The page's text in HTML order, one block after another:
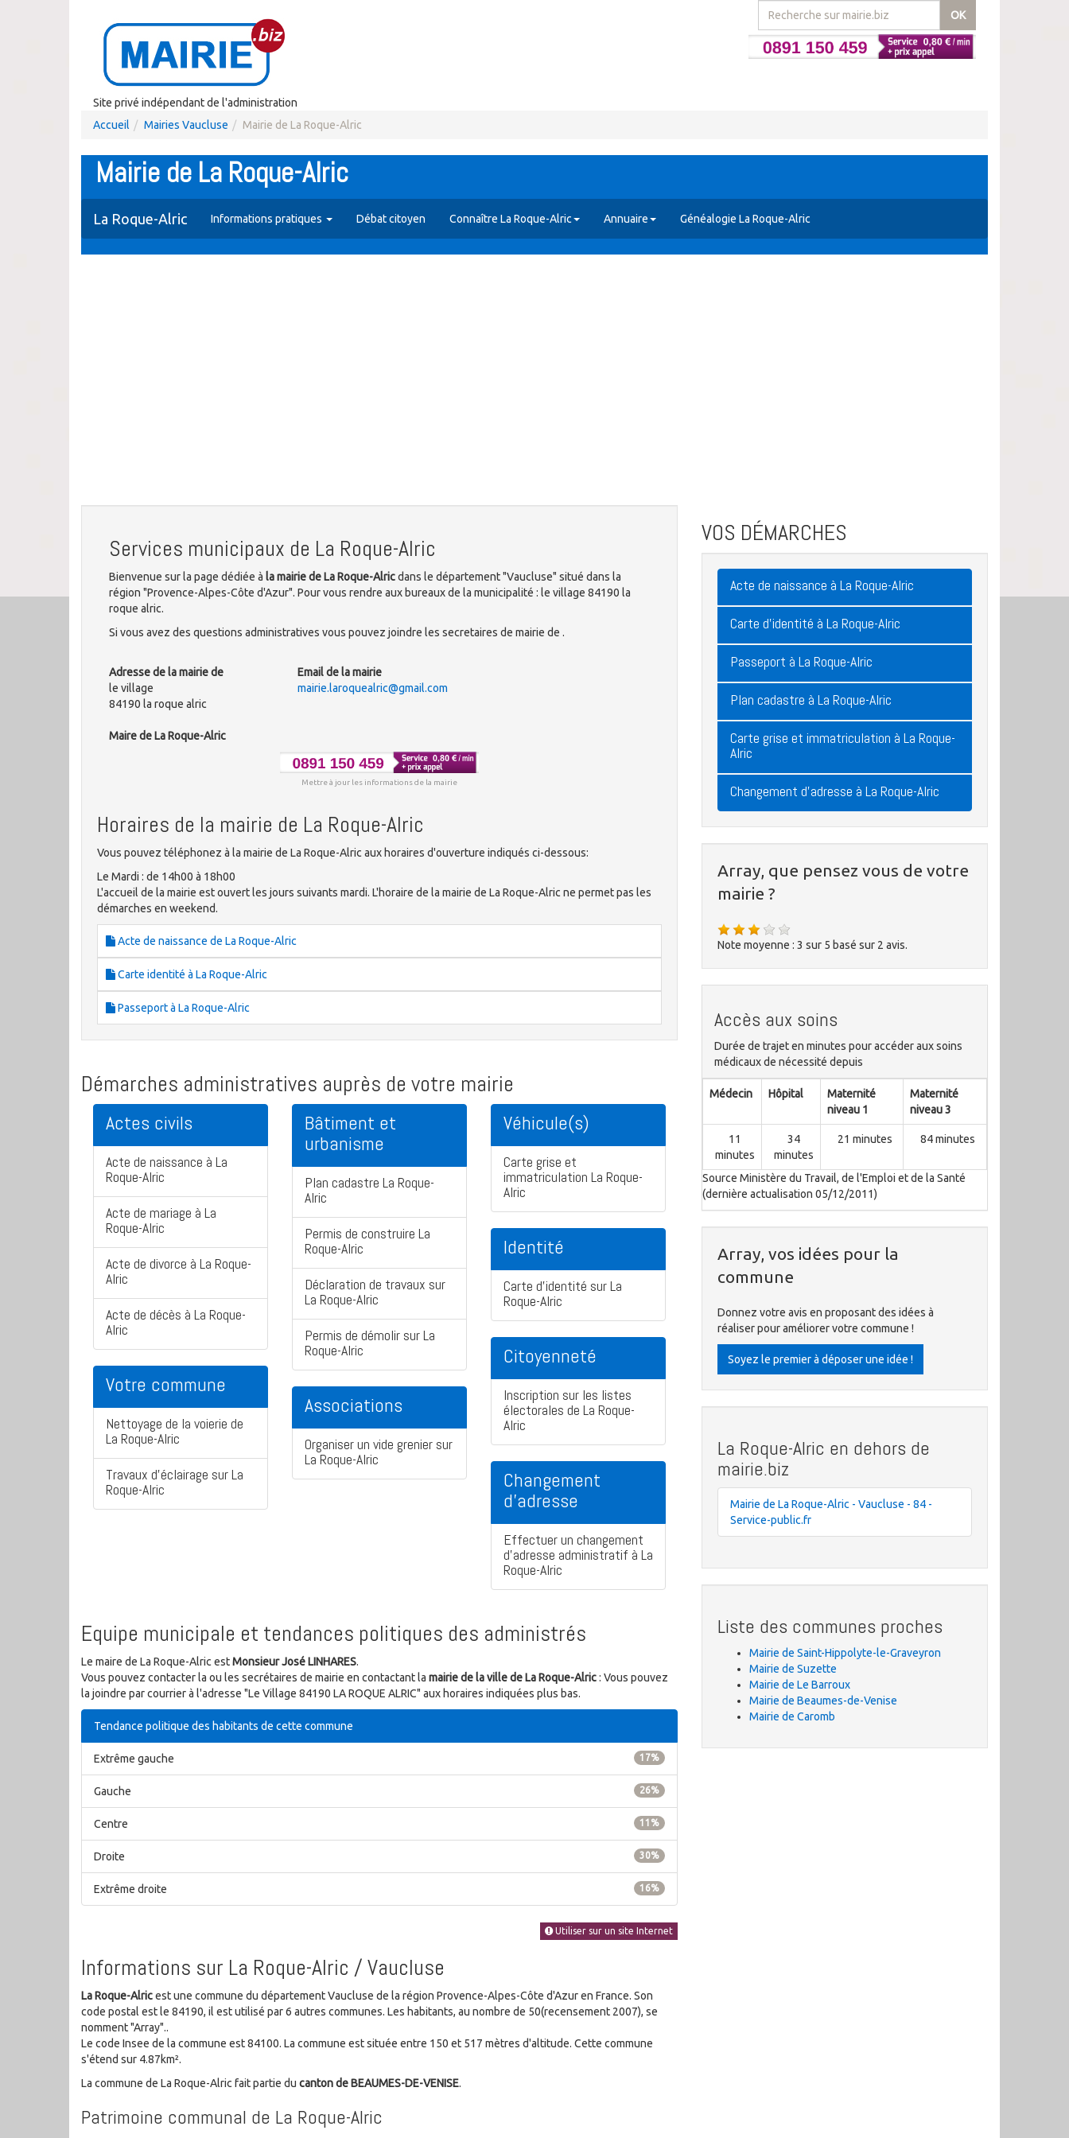
OK
Site privé indépendant de l'administration
Accueil
Mairies Vaucluse Mairie de La Roque-Alric
Mairie de La Roque-Alric
La Roque-Alric Informations pratiques Débat citoyen Connaître La Roque-Alric Annuaire Généalogie La Roque-Alric
Services municipaux de La Roque-Alric
Bienvenue sur la page dédiée à la mairie de La Roque-Alricdans le département "Vaucluse" situé dans la
région "Provence-Alpes-Côte d'Azur". Pour vous rendre aux bureaux de la municipalité : le village 84190 la
roque alric.
Si vous avez des questions administratives vous pouvez joindre les secretaires de mairie de .
Adresse de la mairie de
le village
84190 la roque alric
Maire de La Roque-Alric
Email de la mairie
mairie.laroquealric@gmail.com
Mettre à jour les informations de la mairie
Horaires de la mairie de La Roque-Alric
Vous pouvez téléphonez à la mairie de La Roque-Alric aux horaires d'ouverture indiqués ci-dessous:
Le Mardi : de 14h00 à 18h00
L'accueil de la mairie est ouvert les jours suivants mardi. L'horaire de la mairie de La Roque-Alric ne permet pas les
démarches en weekend.
Acte de naissance de La Roque-Alric
Carte identité à La Roque-Alric
Passeport à La Roque-Alric
Démarches administratives auprès de votre mairie
Actes civils
Acte de naissance à La
Roque-Alric
Acte de mariage à La
Roque-Alric
Acte de divorce à La Roque-
Alric
Acte de décès à La Roque-
Alric
Votre commune
Nettoyage de la voierie de
La Roque-Alric
Travaux d'éclairage sur La
Roque-Alric
Bâtiment et
urbanisme
Plan cadastre La Roque-
Alric
Permis de construire La
Roque-Alric
Déclaration de travaux sur
La Roque-Alric
Permis de démolir sur La
Roque-Alric
Associations
Organiser un vide grenier sur
La Roque-Alric
Véhicule(s)
Carte grise et
immatriculation La Roque-
Alric
Identité
Carte d'identité sur La
Roque-Alric
Citoyenneté
Inscription sur les listes
électorales de La Roque-
Alric
Changement
d'adresse
Effectuer un changement
d'adresse administratif à La
Roque-Alric
Equipe municipale et tendances politiques des administrés
Le maire de La Roque-Alric estMonsieur José LINHARES.
Vous pouvez contacter la ou les secrétaires de mairie en contactant la mairie de la ville de La Roque-Alric: Vous pouvez
la joindre par courrier à l'adresse "Le Village 84190 LA ROQUE ALRIC" aux horaires indiquées plus bas.
Tendance politique des habitants de cette commune
17%
Extrême gauche
26%
Gauche
11%
Centre
30%
Droite
16%
Extrême droite
Utiliser sur un site Internet
Informations sur La Roque-Alric / Vaucluse
La Roque-Alricest une commune du département Vaucluse de la région Provence-Alpes-Côte d'Azur en France. Son
code postal est le 84190, il est utilisé par 6 autres communes. Les habitants, au nombre de 50(recensement 2007), se
nomment "Array"..
Le code Insee de la commune est 84100. La commune est située entre 150 et 517 mètres d'altitude. Cette commune
s'étend sur 4.87km².
La commune de La Roque-Alric fait partie du canton de BEAUMES-DE-VENISE.
Patrimoine communal de La Roque-Alric
VOS DÉMARCHES
Acte de naissance à La Roque-Alric
Carte d'identité à La Roque-Alric
Passeport à La Roque-Alric
Plan cadastre à La Roque-Alric
Carte grise et immatriculation à La Roque-
Alric
Changement d'adresse à La Roque-Alric
Array, que pensez vous de votre
mairie ?
Note moyenne : 3 sur 5 basé sur 2 avis.
Accès aux soins
Durée de trajet en minutes pour accéder aux soins
médicaux de nécessité depuis
Médecin Hôpital
Maternité
niveau 1
Maternité
niveau 3
11
minutes
34
minutes
21 minutes 84 minutes
Source Ministère du Travail, de l'Emploi et de la Santé
(dernière actualisation 05/12/2011)
Array, vos idées pour la
commune
Donnez votre avis en proposant des idées à
réaliser pour améliorer votre commune !
Soyez le premier à déposer une idée !
La Roque-Alric en dehors de
mairie.biz
Mairie de La Roque-Alric - Vaucluse - 84 -
Service-public.fr
Liste des communes proches
Mairie de Saint-Hippolyte-le-Graveyron
Mairie de Suzette
Mairie de Le Barroux
Mairie de Beaumes-de-Venise
Mairie de Caromb